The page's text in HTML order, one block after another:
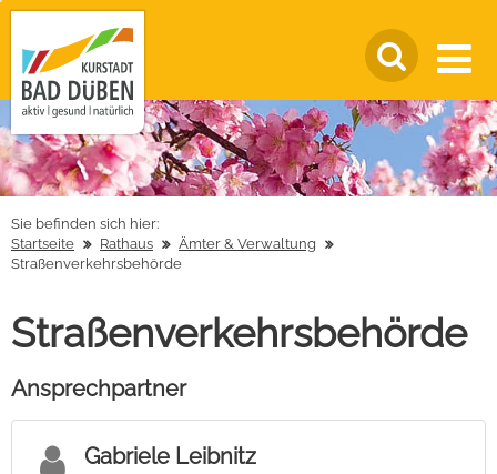
Sie befinden sich hier:
Startseite
Rathaus
Ämter & Verwaltung
Straßenverkehrsbehörde
Straßenverkehrsbehörde
Ansprechpartner
Gabriele Leibnitz